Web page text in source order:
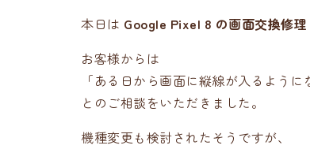
本日は Google Pixel 8 の画面交換修理
お客様からは
「ある日から画面に縦線が入るように
とのご相談をいただきました。
機種変更も検討されたそうですが、